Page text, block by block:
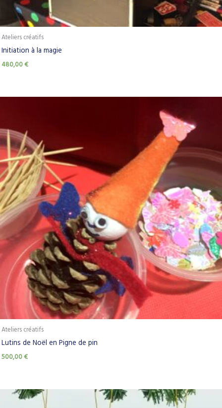
Ateliers créatifs
Initiation à la magie
480,00€
Ateliers créatifs
Lutins de Noël en Pigne de pin
500,00€